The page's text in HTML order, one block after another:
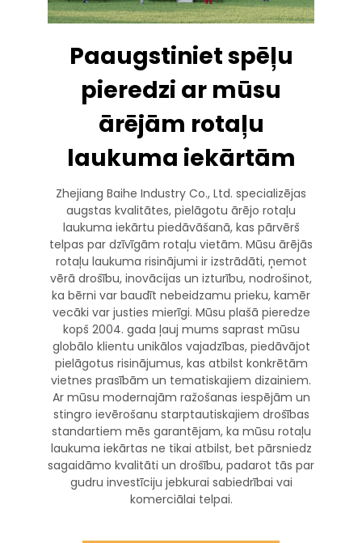
Paaugstiniet spēļu
pieredzi ar mūsu
ārējām rotaļu
laukuma iekārtām
Zhejiang Baihe Industry Co., Ltd. specializējas
augstas kvalitātes, pielāgotu ārējo rotaļu
laukuma iekārtu piedāvāšanā, kas pārvērš
telpas par dzīvīgām rotaļu vietām. Mūsu ārējās
rotaļu laukuma risinājumi ir izstrādāti, ņemot
vērā drošību, inovācijas un izturību, nodrošinot,
ka bērni var baudīt nebeidzamu prieku, kamēr
vecāki var justies mierīgi. Mūsu plašā pieredze
kopš 2004. gada ļauj mums saprast mūsu
globālo klientu unikālos vajadzības, piedāvājot
pielāgotus risinājumus, kas atbilst konkrētām
vietnes prasībām un tematiskajiem dizainiem.
Ar mūsu modernajām ražošanas iespējām un
stingro ievērošanu starptautiskajiem drošības
standartiem mēs garantējam, ka mūsu rotaļu
laukuma iekārtas ne tikai atbilst, bet pārsniedz
sagaidāmo kvalitāti un drošību, padarot tās par
gudru investīciju jebkurai sabiedrībai vai
komerciālai telpai.